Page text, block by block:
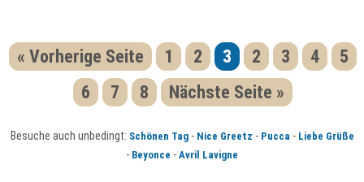
« Vorherige Seite 1 2 3 2 3 4
5
6
7 8 Nächste Seite »
Besuche auch unbedingt: Schönen Tag- Nice Greetz - Pucca- Liebe Grüße
- Beyonce - Avril Lavigne